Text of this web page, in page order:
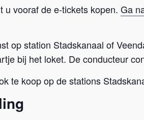
u vooraf de e-tickets kopen.Ga
op station Stadskanaal of
bij het loket. De conducteur
te koop op de stations